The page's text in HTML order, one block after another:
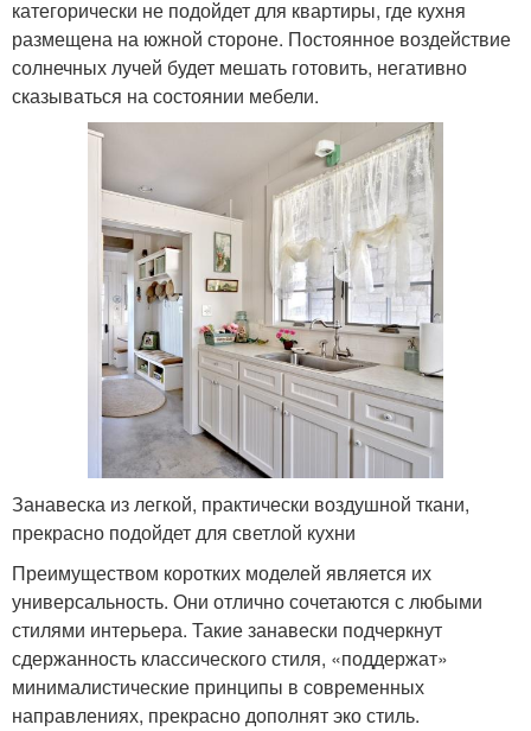
категорически не подойдет для квартиры, где кухня
размещена на южной стороне. Постоянное воздействие
солнечных лучей будет мешать готовить, негативно
сказываться на состоянии мебели.
Занавеска из легкой, практически воздушной ткани,
прекрасно подойдет для светлой кухни
Преимуществом коротких моделей является их
универсальность. Они отлично сочетаются с любыми
стилями интерьера. Такие занавески подчеркнут
сдержанность классического стиля, «поддержат»
минималистические принципы в современных
направлениях, прекрасно дополнят эко стиль.